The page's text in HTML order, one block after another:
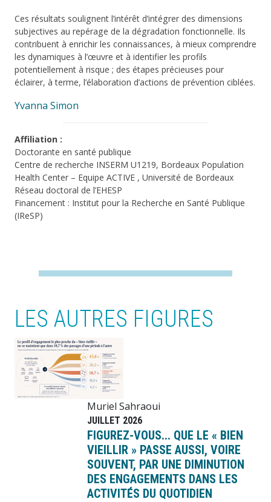
Ces résultats soulignent l’intérêt d’intégrer des dimensions
subjectives au repérage de la dégradation fonctionnelle. Ils
contribuent à enrichir les connaissances, à mieux comprendre
les dynamiques à l’œuvre et à identifier les profils
potentiellement à risque ; des étapes précieuses pour
éclairer, à terme, l’élaboration d’actions de prévention ciblées.
Yvanna Simon
Affiliation :
Doctorante en santé publique
Centre de recherche INSERM U1219, Bordeaux Population
Health Center – Equipe ACTIVE , Université de Bordeaux
Réseau doctoral de l’EHESP
Financement : Institut pour la Recherche en Santé Publique
(IReSP)
LES AUTRES FIGURES
Image
Muriel Sahraoui
JUILLET 2026
FIGUREZ-VOUS... QUE LE « BIEN
VIEILLIR » PASSE AUSSI, VOIRE
SOUVENT, PAR UNE DIMINUTION
DES ENGAGEMENTS DANS LES
ACTIVITÉS DU QUOTIDIEN